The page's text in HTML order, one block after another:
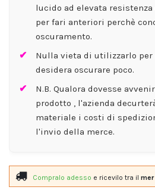
lucido ad elevata
per fari anteriori perchè
oscuramento.
Nulla vieta di utilizzarlo
desidera oscurare poco.
N.B. Qualora dovesse
prodotto , l'azienda
materiale i costi di
l'invio della merce.
Compralo adesso e ricevilo tra il mer